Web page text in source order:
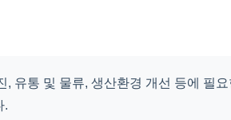
, 유통 및 물류, 생산환경 개선 등에 필
.